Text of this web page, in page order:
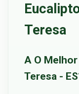
Teresa
A O
Teresa -